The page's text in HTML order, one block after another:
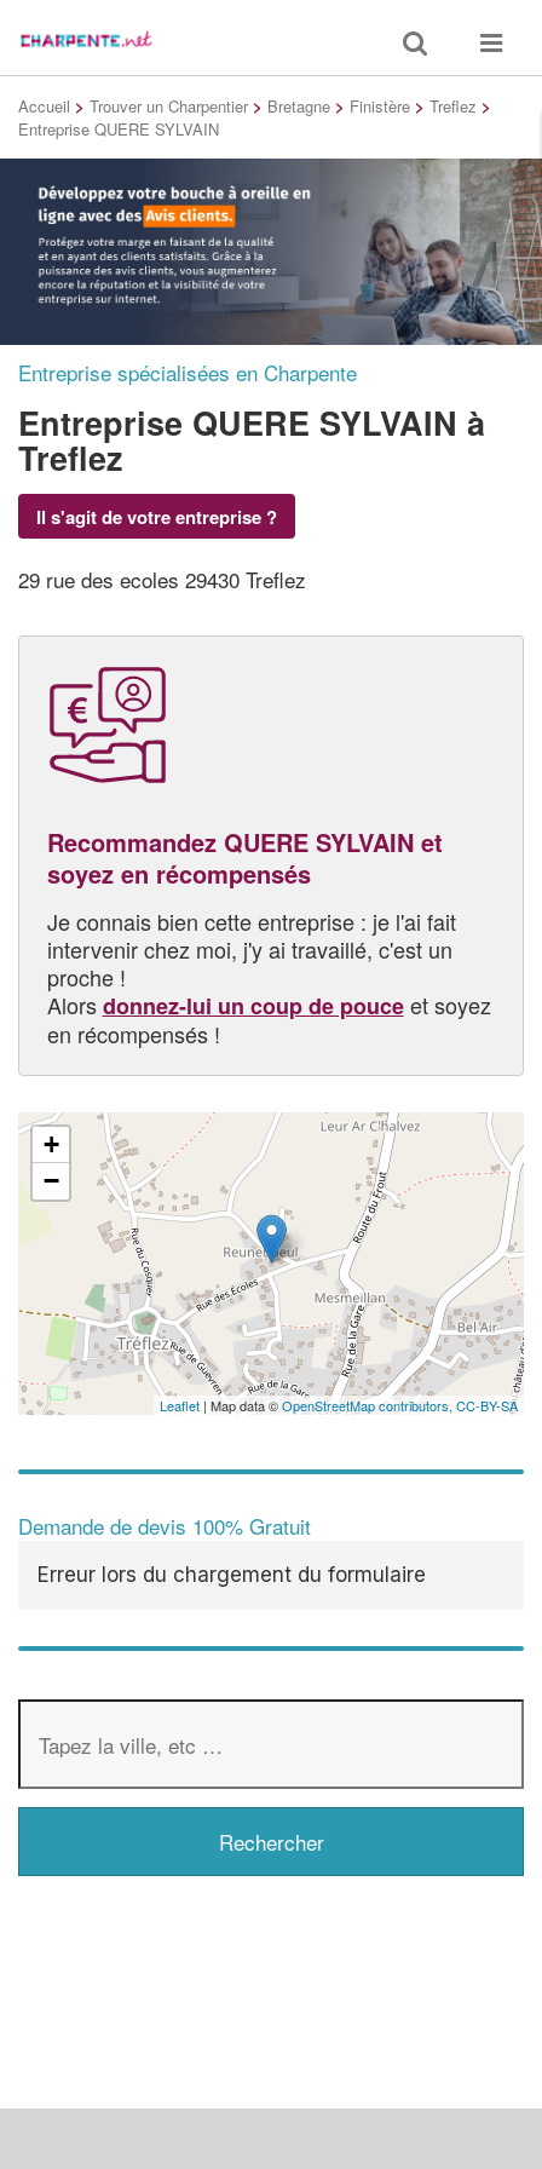
Toggle
search
Toggle
Accueil > Trouver un Charpentier > Bretagne > Finistère > Treflez >
Entreprise QUERE SYLVAIN
Entreprise spécialisées en Charpente
Entreprise QUERE SYLVAIN à
Treflez
Il s'agit de votre entreprise ?
29 rue des ecoles 29430 Treflez
Recommandez QUERE SYLVAIN et
soyez en récompensés
Je connais bien cette entreprise : je l'ai fait
intervenir chez moi, j'y ai travaillé, c'est un
proche !
Alorsdonnez-lui un coup de pouceet soyez
en récompensés !
+
−
Leaflet | Map data ©OpenStreetMap contributors, CC-BY-SA
Demande de devis 100% Gratuit
Erreur lors du chargement du formulaire